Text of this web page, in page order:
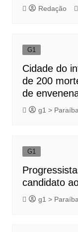
Redação
G1
Cidade do
de 200
de
g1 > Paraíba
G1
candidato
g1 > Paraíba